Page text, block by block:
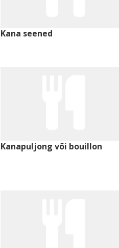
Kana seened
Kanapuljong või bouillon